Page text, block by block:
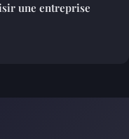
une entreprise